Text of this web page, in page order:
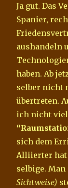
Ja gut. Das
Spanier,
aushandeln
haben. Ab
selber nicht
übertreten.
ich nicht
sich dem
Alliierter hat
selbige.
Sichtweise)